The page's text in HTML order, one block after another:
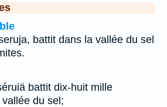
battit dans la vallée du sel
battit dix-huit mille
du sel;